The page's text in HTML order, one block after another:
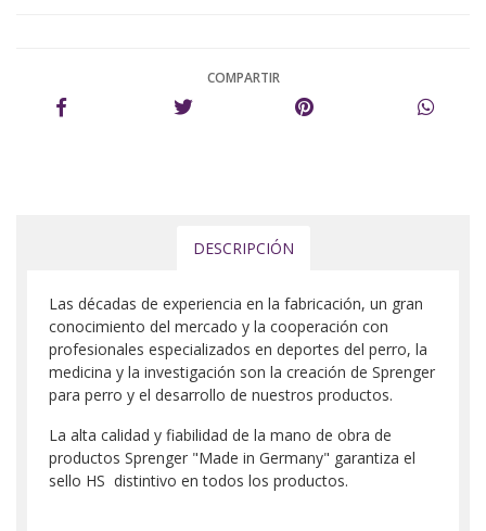
COMPARTIR
DESCRIPCIÓN
Las décadas de experiencia en la fabricación, un gran
conocimiento del mercado y la cooperación con
profesionales especializados en deportes del perro, la
medicina y la investigación son la creación de Sprenger
para perro y el desarrollo de nuestros productos.
La alta calidad y fiabilidad de la mano de obra de
productos Sprenger "Made in Germany" garantiza el
sello HS distintivo en todos los productos.